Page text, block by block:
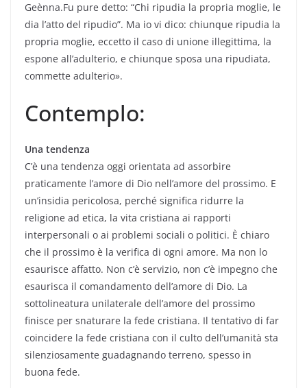
Geènna.Fu pure detto: “Chi ripudia la propria moglie, le
dia l’atto del ripudio”. Ma io vi dico: chiunque ripudia la
propria moglie, eccetto il caso di unione illegittima, la
espone all’adulterio, e chiunque sposa una ripudiata,
commette adulterio».
Contemplo:
Una tendenza
C’è una tendenza oggi orientata ad assorbire
praticamente l’amore di Dio nell’amore del prossimo. E
un’insidia pericolosa, perché significa ridurre la
religione ad etica, la vita cristiana ai rapporti
interpersonali o ai problemi sociali o politici. È chiaro
che il prossimo è la verifica di ogni amore. Ma non lo
esaurisce affatto. Non c’è servizio, non c’è impegno che
esaurisca il comandamento dell’amore di Dio. La
sottolineatura unilaterale dell’amore del prossimo
finisce per snaturare la fede cristiana. Il tentativo di far
coincidere la fede cristiana con il culto dell’umanità sta
silenziosamente guadagnando terreno, spesso in
buona fede.